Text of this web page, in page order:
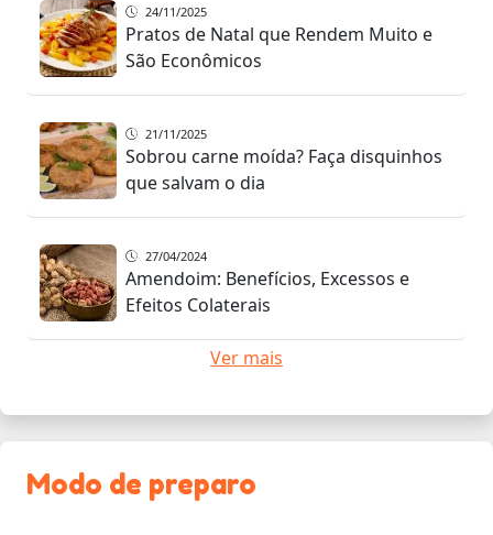
24/11/2025
Pratos de Natal que Rendem Muito e
São Econômicos
21/11/2025
Sobrou carne moída? Faça disquinhos
que salvam o dia
27/04/2024
Amendoim: Benefícios, Excessos e
Efeitos Colaterais
Ver mais
Modo de preparo